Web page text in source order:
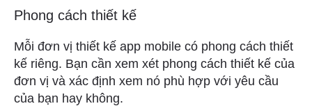
Phong cách thiết kế
Mỗi đơn vị thiết kế app mobile có phong cách thiết
kế riêng. Bạn cần xem xét phong cách thiết kế của
đơn vị và xác định xem nó phù hợp với yêu cầu
của bạn hay không.